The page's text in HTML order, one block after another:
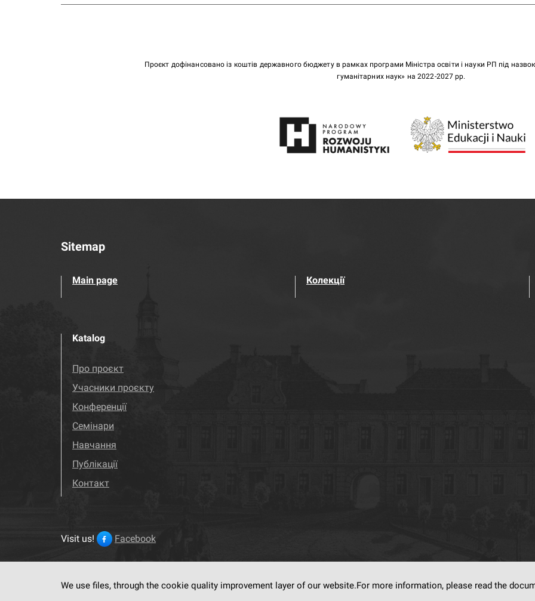
Проєкт дофінансовано із коштів державного бюджету в рамках програми Міністра освіти і науки РП під
гуманітарних наук» на 2022-2027 рр.
Sitemap
Main page Колекції
Katalog
Про проєкт
Учасники проєкту
Конференції
Семінари
Навчання
Публікації
Контакт
Visit us! Facebook
This service runs ondLibra6.4.18-SNAPSHOTsoftware created byPoznan Supercomputing and
We use files, through the cookie quality improvement layer of our website.For more information, please read the